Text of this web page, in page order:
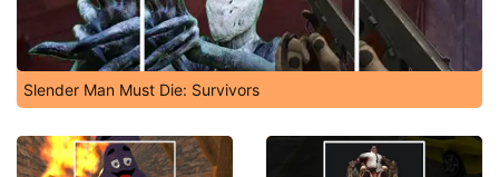
Slender Man Must Die: Survivors